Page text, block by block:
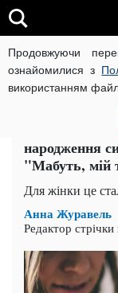
Продовжуючи
ознайомилися з
використанням
ВІЙНА РОСІЇ
Батько
народження
"Мабуть, мій
Для жінки це
Анна Журавель
Редактор